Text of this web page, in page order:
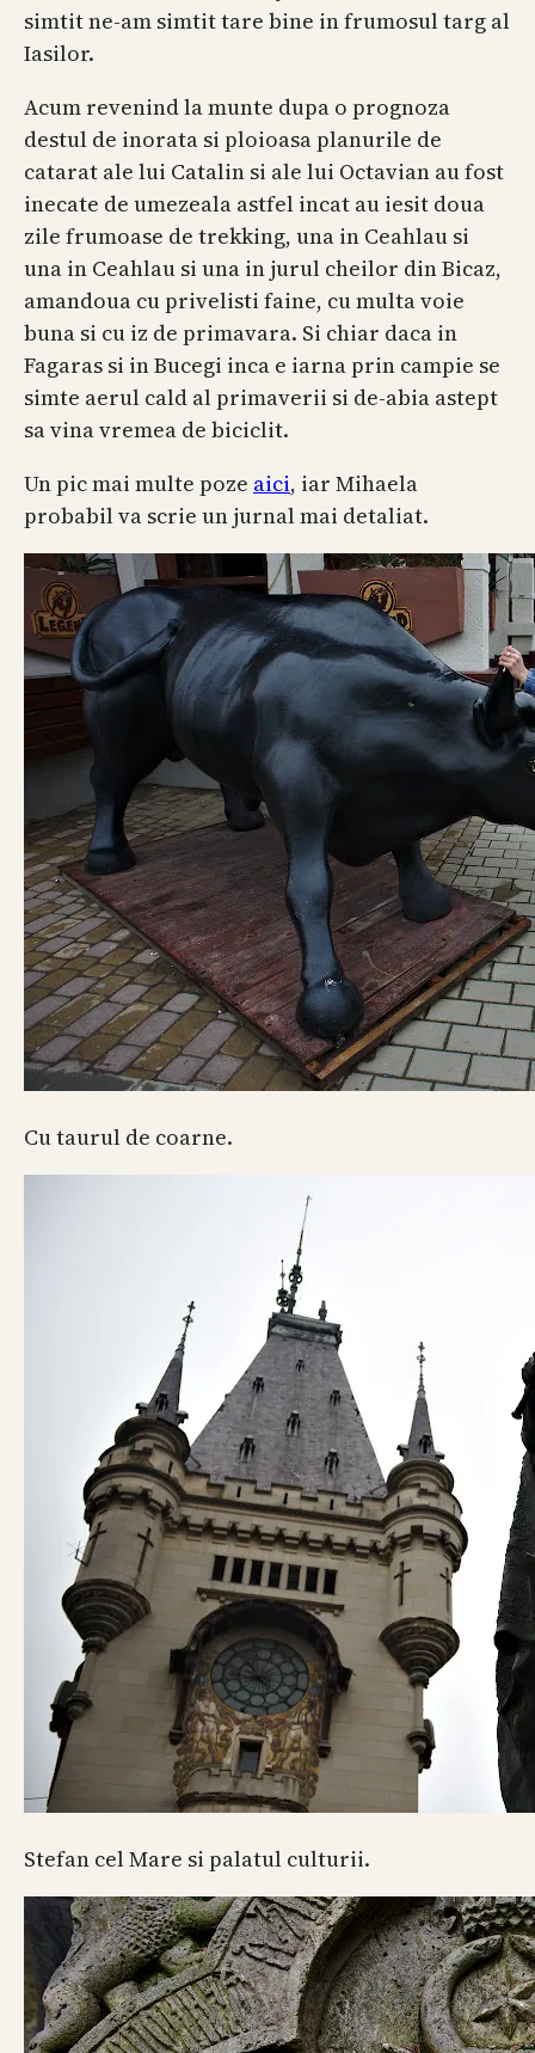
simtit ne-am simtit tare bine in frumosul targ al
Iasilor.
Acum revenind la munte dupa o prognoza
destul de inorata si ploioasa planurile de
catarat ale lui Catalin si ale lui Octavian au fost
inecate de umezeala astfel incat au iesit doua
zile frumoase de trekking, una in Ceahlau si
una in Ceahlau si una in jurul cheilor din Bicaz,
amandoua cu privelisti faine, cu multa voie
buna si cu iz de primavara. Si chiar daca in
Fagaras si in Bucegi inca e iarna prin campie se
simte aerul cald al primaverii si de-abia astept
sa vina vremea de biciclit.
Un pic mai multe poze aici, iar Mihaela
probabil va scrie un jurnal mai detaliat.
Cu taurul de coarne.
Stefan cel Mare si palatul culturii.